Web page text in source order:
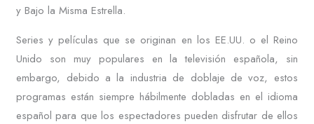
y Bajo la Misma Estrella.
Series y películas que se originan en los EE.UU. o el Reino
Unido son muy populares en la televisión española, sin
embargo, debido a la industria de doblaje de voz, estos
programas están siempre hábilmente dobladas en el idioma
español para que los espectadores pueden disfrutar de ellos